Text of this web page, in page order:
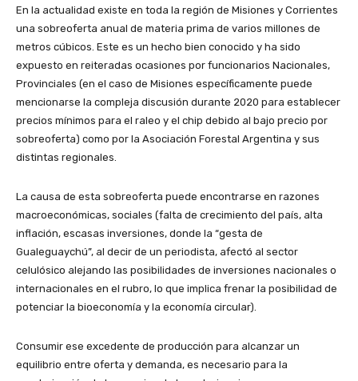
En la actualidad existe en toda la región de Misiones y Corrientes
una sobreoferta anual de materia prima de varios millones de
metros cúbicos. Este es un hecho bien conocido y ha sido
expuesto en reiteradas ocasiones por funcionarios Nacionales,
Provinciales (en el caso de Misiones específicamente puede
mencionarse la compleja discusión durante 2020 para establecer
precios mínimos para el raleo y el chip debido al bajo precio por
sobreoferta) como por la Asociación Forestal Argentina y sus
distintas regionales.
La causa de esta sobreoferta puede encontrarse en razones
macroeconómicas, sociales (falta de crecimiento del país, alta
inflación, escasas inversiones, donde la “gesta de
Gualeguaychú”, al decir de un periodista, afectó al sector
celulósico alejando las posibilidades de inversiones nacionales o
internacionales en el rubro, lo que implica frenar la posibilidad de
potenciar la bioeconomía y la economía circular).
Consumir ese excedente de producción para alcanzar un
equilibrio entre oferta y demanda, es necesario para la